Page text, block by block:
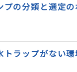
プの分類と選定
トラップがない